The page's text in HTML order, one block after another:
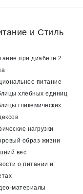
и Стиль
при диабете 2
питание
хлебных единиц
гликемических
нагрузки
образ жизни
вес
о питании и
материалы